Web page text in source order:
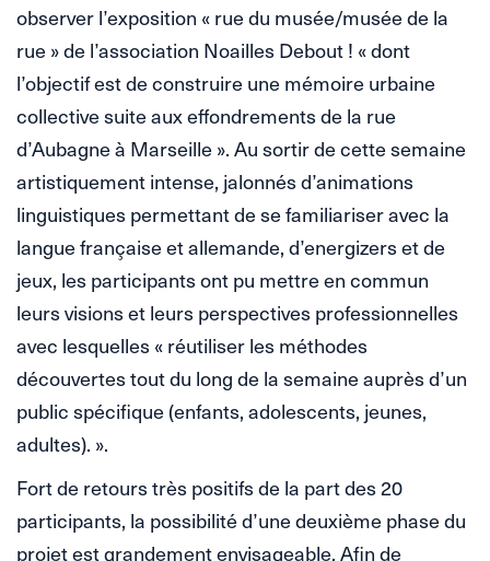
observer l’exposition « rue du musée/musée de la
rue » de l’association Noailles Debout ! « dont
l’objectif est de construire une mémoire urbaine
collective suite aux effondrements de la rue
d’Aubagne à Marseille ». Au sortir de cette semaine
artistiquement intense, jalonnés d’animations
linguistiques permettant de se familiariser avec la
langue française et allemande, d’energizers et de
jeux, les participants ont pu mettre en commun
leurs visions et leurs perspectives professionnelles
avec lesquelles « réutiliser les méthodes
découvertes tout du long de la semaine auprès d’un
public spécifique (enfants, adolescents, jeunes,
adultes). ».
Fort de retours très positifs de la part des 20
participants, la possibilité d’une deuxième phase du
projet est grandement envisageable. Afin de